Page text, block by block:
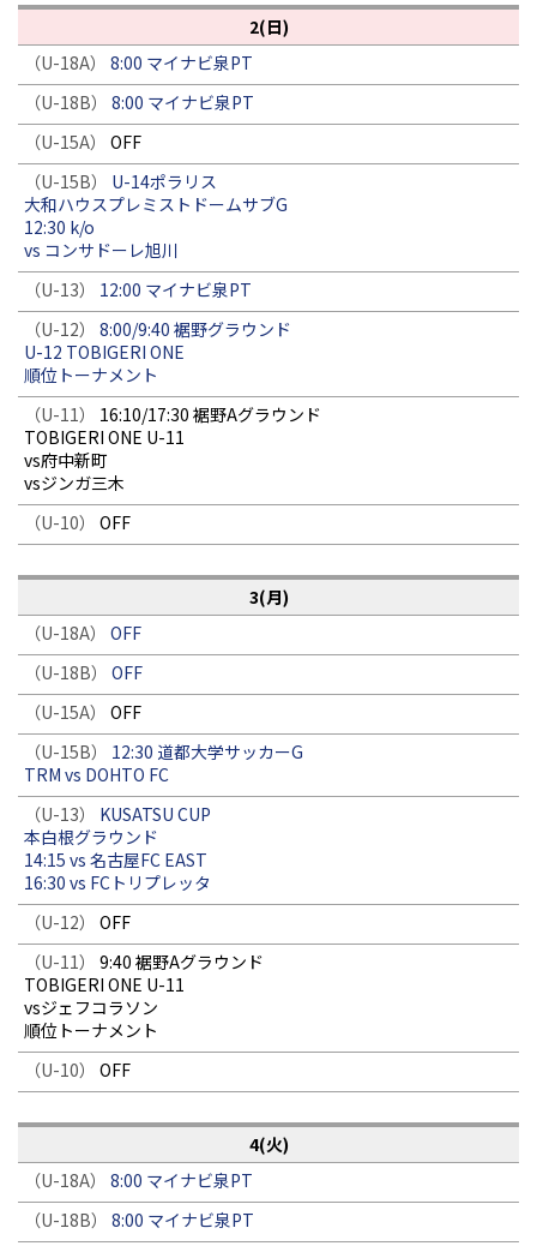
2(日)
（U-18A）
8:00 マイナビ泉PT
（U-18B）
8:00 マイナビ泉PT
（U-15A）
OFF
（U-15B）
U-14ポラリス
大和ハウスプレミストドームサブG
12:30 k/o
vs コンサドーレ旭川
（U-13）
12:00 マイナビ泉PT
（U-12）
8:00/9:40 裾野グラウンド
U-12 TOBIGERI ONE
順位トーナメント
（U-11）
16:10/17:30 裾野Aグラウンド
TOBIGERI ONE U-11
vs府中新町
vsジンガ三木
（U-10）
OFF
3(月)
（U-18A）
OFF
（U-18B）
OFF
（U-15A）
OFF
（U-15B）
12:30 道都大学サッカーG
TRM vs DOHTO FC
（U-13）
KUSATSU CUP
本白根グラウンド
14:15 vs 名古屋FC EAST
16:30 vs FCトリプレッタ
（U-12）
OFF
（U-11）
9:40 裾野Aグラウンド
TOBIGERI ONE U-11
vsジェフコラソン
順位トーナメント
（U-10）
OFF
4(火)
（U-18A）
8:00 マイナビ泉PT
（U-18B）
8:00 マイナビ泉PT